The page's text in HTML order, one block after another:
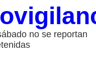
no se reportan